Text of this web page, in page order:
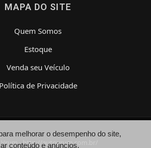
MAPA DO SITE
Quem Somos
Estoque
Venda seu Veículo
Política de Privacidade
- http://autovrum.com.br/
melhorar o desempenho do site,
conteúdo e anúncios.